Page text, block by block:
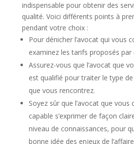
indispensable pour obtenir des
qualité. Voici différents points à
pendant votre choix :
Pour dénicher l’avocat qui vous
examinez les tarifs proposés par
Assurez-vous que l’avocat que
est qualifié pour traiter le type
que vous rencontrez.
Soyez sûr que l’avocat que vous
capable s’exprimer de façon
niveau de connaissances, pour
bonne idée des enjeux de